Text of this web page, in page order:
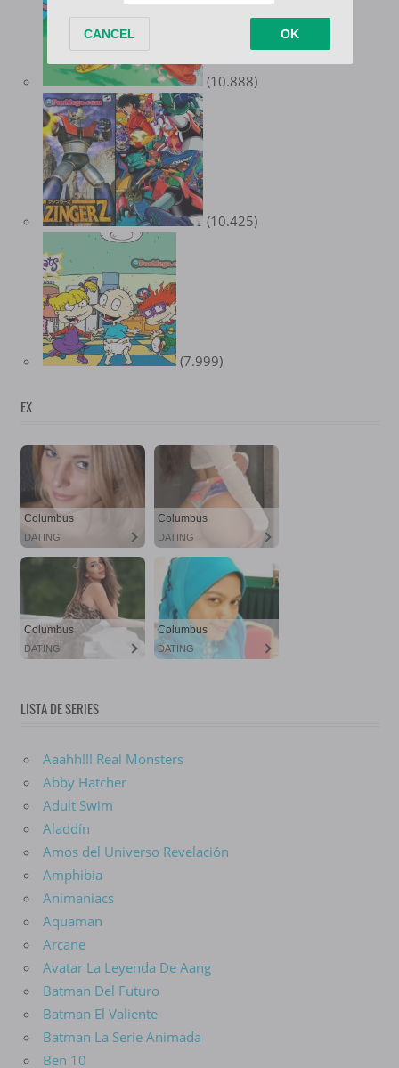
(10.888)
(10.425)
(7.999)
EX
LISTA DE SERIES
Aaahh!!! Real Monsters
Abby Hatcher
Adult Swim
Aladdín
Amos del Universo Revelación
Amphibia
Animaniacs
Aquaman
Arcane
Avatar La Leyenda De Aang
Batman Del Futuro
Batman El Valiente
Batman La Serie Animada
Ben 10